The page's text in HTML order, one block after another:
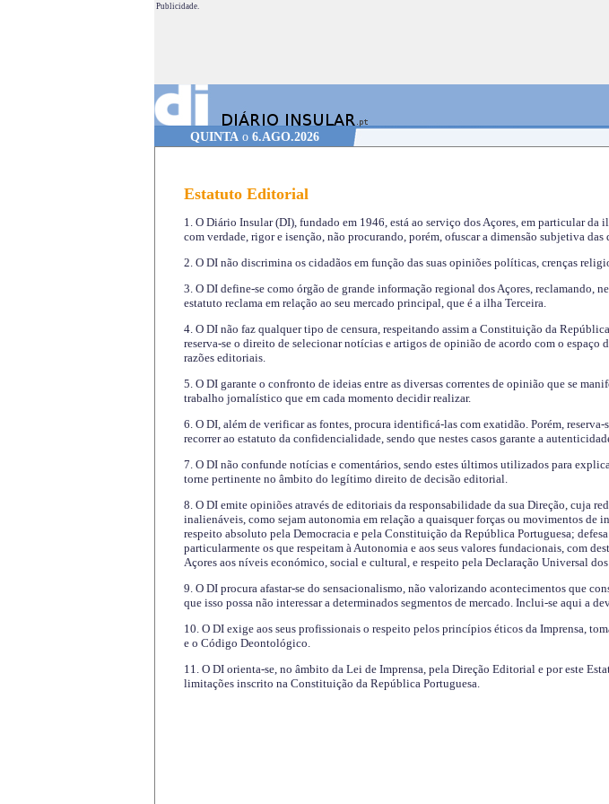
Publicidade.
QUINTA o 6.AGO.2026
Estatuto Editorial
1. O Diário Insular (DI), fundado em 1946, está ao serviço dos Açores, em particular da
com verdade, rigor e isenção, não procurando, porém, ofuscar a dimensão subjetiva
2. O DI não discrimina os cidadãos em função das suas opiniões políticas, crenças
3. O DI define-se como órgão de grande informação regional dos Açores, reclamando,
estatuto reclama em relação ao seu mercado principal, que é a ilha Terceira.
4. O DI não faz qualquer tipo de censura, respeitando assim a Constituição da
reserva-se o direito de selecionar notícias e artigos de opinião de acordo com o espaço
razões editoriais.
5. O DI garante o confronto de ideias entre as diversas correntes de opinião que se
trabalho jornalístico que em cada momento decidir realizar.
6. O DI, além de verificar as fontes, procura identificá-las com exatidão. Porém,
recorrer ao estatuto da confidencialidade, sendo que nestes casos garante a
7. O DI não confunde notícias e comentários, sendo estes últimos utilizados para
torne pertinente no âmbito do legítimo direito de decisão editorial.
8. O DI emite opiniões através de editoriais da responsabilidade da sua Direção, cuja
inalienáveis, como sejam autonomia em relação a quaisquer forças ou movimentos de
respeito absoluto pela Democracia e pela Constituição da República Portuguesa; defesa
particularmente os que respeitam à Autonomia e aos seus valores fundacionais, com
Açores aos níveis económico, social e cultural, e respeito pela Declaração Universal
9. O DI procura afastar-se do sensacionalismo, não valorizando acontecimentos que
que isso possa não interessar a determinados segmentos de mercado. Inclui-se aqui a
10. O DI exige aos seus profissionais o respeito pelos princípios éticos da Imprensa,
e o Código Deontológico.
11. O DI orienta-se, no âmbito da Lei de Imprensa, pela Direção Editorial e por este
limitações inscrito na Constituição da República Portuguesa.